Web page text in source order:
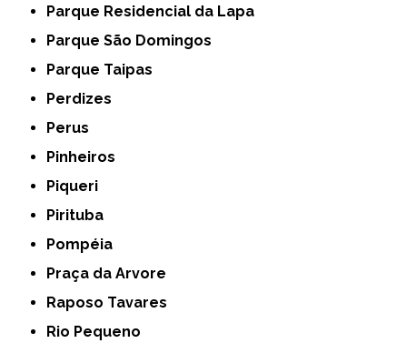
Parque Residencial da Lapa
Parque São Domingos
Parque Taipas
Perdizes
Perus
Pinheiros
Piqueri
Pirituba
Pompéia
Praça da Arvore
Raposo Tavares
Rio Pequeno